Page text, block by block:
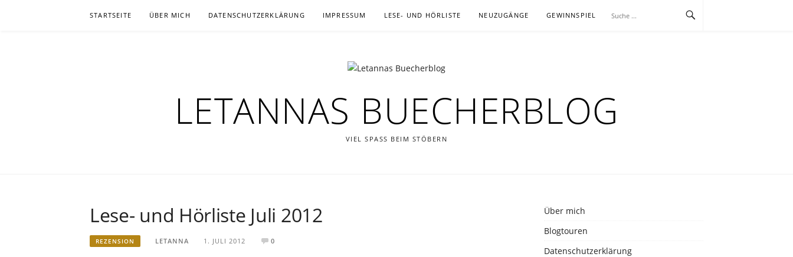
STARTSEITE ÜBER MICH DATENSCHUTZERKLÄRUNG IMPRESSUM LESE- UND HÖRLISTE NEUZUGÄNGE GEWINNSPIEL
LETANNAS BUECHERBLOG
VIEL SPASS BEIM STÖBERN
Lese- und Hörliste Juli 2012
REZENSION LETANNA 1. JULI 2012 0
Über mich
Blogtouren
Datenschutzerklärung